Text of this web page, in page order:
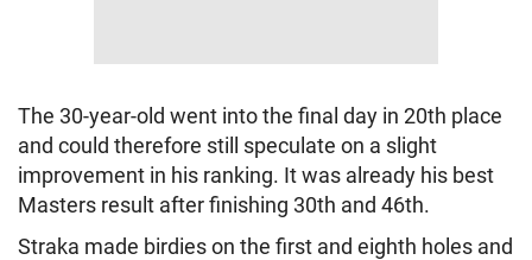
The 30-year-old went into the final day in 20th place
and could therefore still speculate on a slight
improvement in his ranking. It was already his best
Masters result after finishing 30th and 46th.
Straka made birdies on the first and eighth holes and